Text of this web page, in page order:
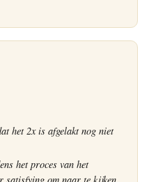
het 2x is afgelakt nog niet
het proces van het
satisfying om naar te kijken